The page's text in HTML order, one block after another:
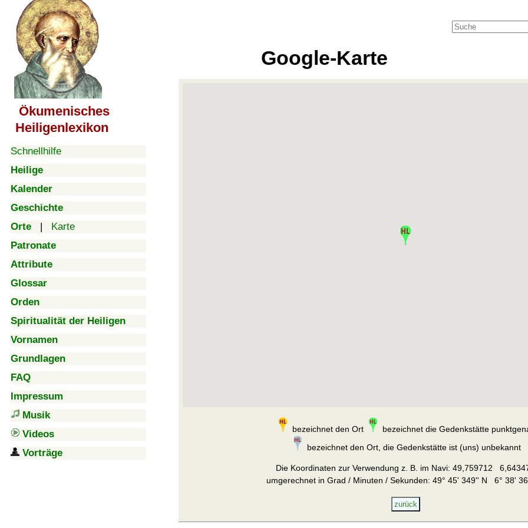
Ökumenisches
Heiligenlexikon
Schnellhilfe
Heilige
Kalender
Geschichte
Orte | Karte
Patronate
Attribute
Glossar
Orden
Spiritualität der Heiligen
Vornamen
Grundlagen
FAQ
Impressum
Musik
Videos
Vorträge
Google-Karte
bezeichnet den Ort
bezeichnet die Gedenkstätte
bezeichnet den Ort, die Gedenkstätte ist (uns) unbekannt
Die Koordinaten zur Verwendung z. B. im Navi: 49,759712
umgerechnet in Grad / Minuten / Sekunden: 49° 45' 349'' N 6° 38'